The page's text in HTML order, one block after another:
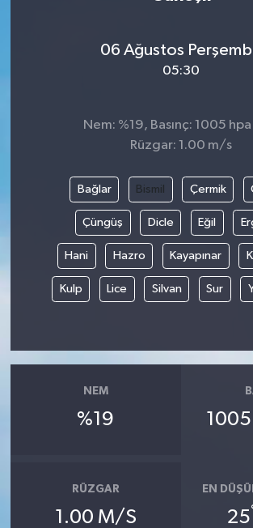
06 Ağustos
05:30
Nem: %19, Basınç: 1005 hpa
Rüzgar: 1.00 m/s
Bağlar Bismil Çermik
Çüngüş Dicle Eğil
Hani Hazro Kayapınar
Kulp Lice Silvan Sur
NEM
%19 1005
RÜZGAR
1.00 M/S
EN
25